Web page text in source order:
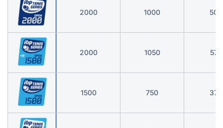
2000 1000 500
2000 1050 575
1500 750 375